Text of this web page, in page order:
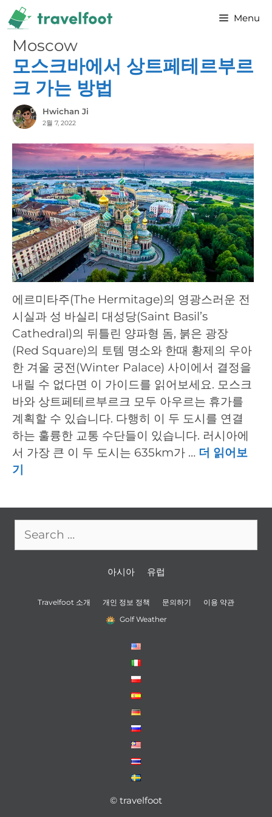
Skip
to
content
Menu
Moscow
모스크바에서 상트페테르부르
크 가는 방법
Hwichan Ji
2월 7, 2022
에르미타주(The Hermitage)의 영광스러운 전
시실과 성 바실리 대성당(Saint Basil’s
Cathedral)의 뒤틀린 양파형 돔, 붉은 광장
(Red Square)의 토템 명소와 한때 황제의 우아
한 겨울 궁전(Winter Palace) 사이에서 결정을
내릴 수 없다면 이 가이드를 읽어보세요. 모스크
바와 상트페테르부르크 모두 아우르는 휴가를
계획할 수 있습니다. 다행히 이 두 도시를 연결
하는 훌륭한 교통 수단들이 있습니다. 러시아에
서 가장 큰 이 두 도시는 635km가 … 더 읽어보
기
for:
아시아 유럽
Travelfoot 소개 개인 정보 정책 문의하기
이용 약관
Golf Weather
© travelfoot